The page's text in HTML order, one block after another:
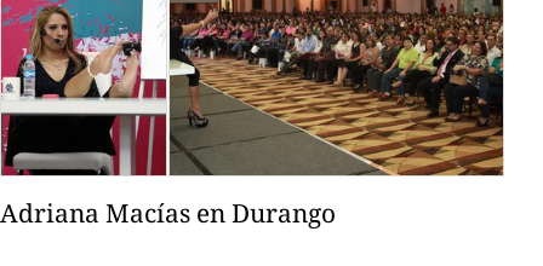
Adriana Macías en Durango